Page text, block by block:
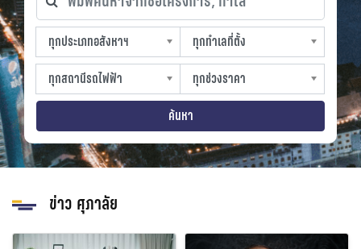
ทุกประเภทอสังหาฯ
ทุกประเภทอสังหาฯ
sproperty
ทุกทำเลที่ตั้ง
ทุกทำเลที่ตั้ง
slocation
ทุกสถานีรถไฟฟ้า
ทุกสถานีรถไฟฟ้า
strain-station
ทุกช่วงราคา
ทุกช่วงราคา
sprice
ค้นหา
ข่าว ศุภาลัย